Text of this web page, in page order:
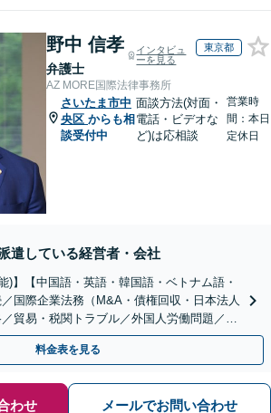
野中 信孝
弁護士
インタビュ
ーを見る
東京都
AZ MORE国際法律事務所
さいたま市中
央区 からも相
談受付中
面談方法(対面・
電話・ビデオな
ど)は応相談
営業時
間：本日
定休日
遣している経営者・会社
)】【中国語・英語・韓国語・ベトナム語・
国際企業法務（M&A・債権回収・日本法人
貿易・税関トラブル／外国人労働問題／外
ご相談に対応可能
料金表を見る
わせ メールでお問い合わせ